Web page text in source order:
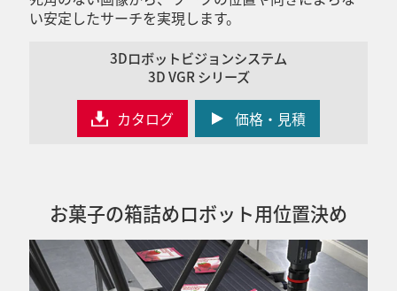
い安定したサーチを実現します。
3Dロボットビジョンシステム
3D VGR シリーズ
カタログ 価格・見積
お菓子の箱詰めロボット用位置決め